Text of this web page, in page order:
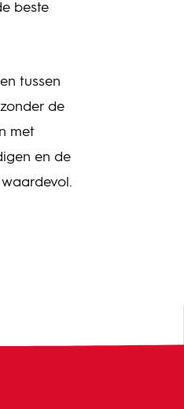
beste
tussen
de
met
en de